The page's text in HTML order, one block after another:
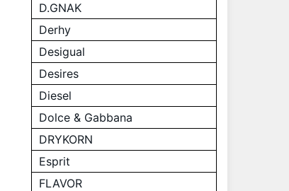
D.GNAK
Derhy
Desigual
Desires
Diesel
Dolce & Gabbana
DRYKORN
Esprit
FLAVOR